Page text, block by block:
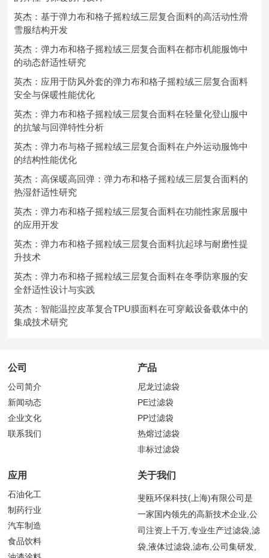
英杰：基于弹力布和格子摇粒绒三层复合面料的高活动性滑
雪服结构开发
英杰：弹力布和格子摇粒绒三层复合面料在都市机能服饰中
的动态舒适性研究
英杰：应用于防风外套的弹力布和格子摇粒绒三层复合面料
安全与保暖性能优化
英杰：弹力布和格子摇粒绒三层复合面料在轻量化登山服中
的抗皱与回弹特性分析
英杰：弹力布与格子摇粒绒三层复合面料在户外运动服饰中
的结构性能优化
英杰：高保暖高回弹：弹力布和格子摇粒绒三层复合面料的
热湿舒适性研究
英杰：弹力布和格子摇粒绒三层复合面料在功能性家居服中
的应用开发
英杰：弹力布和格子摇粒绒三层复合面料抗起球与耐磨性提
升技术
英杰：弹力布和格子摇粒绒三层复合面料在冬季防寒服的安
全舒适性设计与实践
英杰：智能温控皮革复合TPU膜面料在可穿戴设备载体中的
集成技术研究
公司
公司简介
新闻动态
企业文化
联系我们
产品
尼龙过滤袋
PE过滤袋
PP过滤袋
热熔过滤袋
非标过滤袋
应用
石油化工
制药行业
汽车制造
食品饮料
关于我们
斐瓯环保科技(上海)有限公司是
一家国内领先的高新技术企业,公
司注资上千万,专业生产过滤袋,滤
袋,液体过滤袋,滤布,公司集研发,